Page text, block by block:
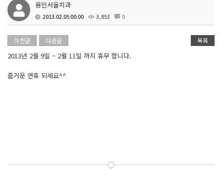
용인서울치과
2013.02.05 00:00 3,853 0
이전글 다음글 목록
2013년 2월 9일 ~ 2월 11일 까지 휴무 합니다.
즐거운 연휴 되세요^^